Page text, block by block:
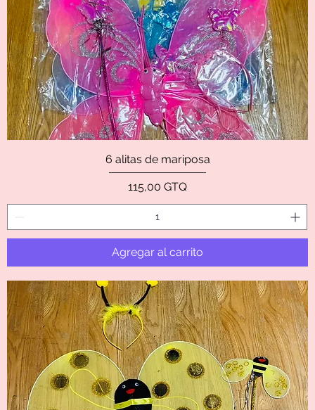
6 alitas de mariposa
Precio
115,00 GTQ
Agregar al carrito